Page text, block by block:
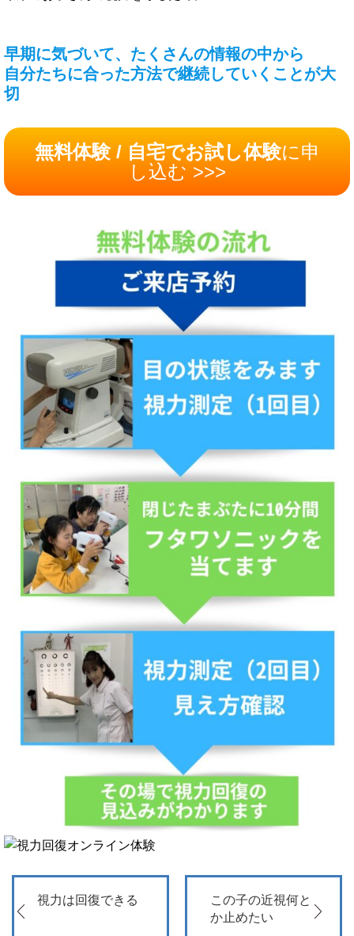
早期に気づいて、たくさんの情報の中から
自分たちに合った方法で継続していくことが大
切
無料体験 / 自宅でお試し体験に申
し込む >>>
視力は回復できる
この子の近視何と
か止めたい